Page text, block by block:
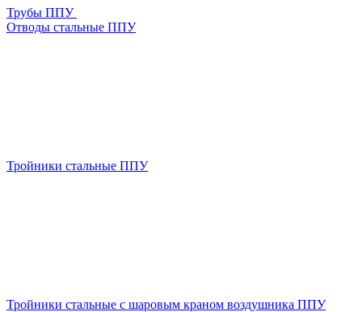
Трубы ППУ
Отводы стальные ППУ
Тройники стальные ППУ
Тройники стальные с шаровым краном воздушника ППУ